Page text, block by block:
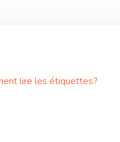
lire les étiquettes?